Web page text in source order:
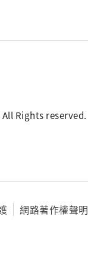
Rights reserved.
網路著作權聲明